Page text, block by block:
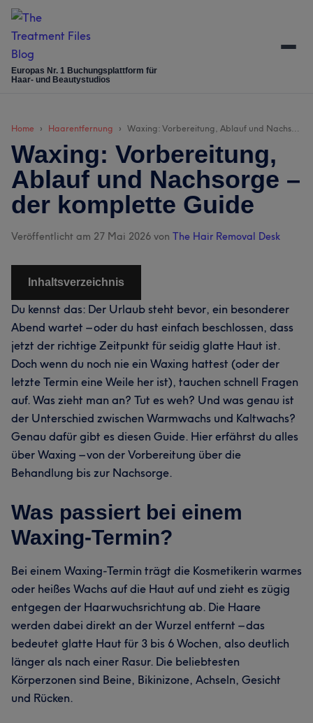
Skip
content
Skip
menu
Skip
sidebar
Skip
Europas Nr. 1 Buchungsplattform für
Haar- und Beautystudios
Home Haarentfernung Waxing: Vorbereitung, Ablauf und Nachsorge – der komplette Guide
Waxing: Vorbereitung,
Ablauf und Nachsorge –
der komplette Guide
Veröffentlicht am 27 Mai 2026 von The Hair Removal Desk
Inhaltsverzeichnis
Du kennst das: Der Urlaub steht bevor, ein besonderer
Abend wartet – oder du hast einfach beschlossen, dass
jetzt der richtige Zeitpunkt für seidig glatte Haut ist.
Doch wenn du noch nie ein Waxing hattest (oder der
letzte Termin eine Weile her ist), tauchen schnell Fragen
auf. Was zieht man an? Tut es weh? Und was genau ist
der Unterschied zwischen Warmwachs und Kaltwachs?
Genau dafür gibt es diesen Guide. Hier erfährst du alles
über Waxing – von der Vorbereitung über die
Behandlung bis zur Nachsorge.
Was passiert bei einem
Waxing-Termin?
Bei einem Waxing-Termin trägt die Kosmetikerin warmes
oder heißes Wachs auf die Haut auf und zieht es zügig
entgegen der Haarwuchsrichtung ab. Die Haare
werden dabei direkt an der Wurzel entfernt – das
bedeutet glatte Haut für 3 bis 6 Wochen, also deutlich
länger als nach einer Rasur. Die beliebtesten
Körperzonen sind Beine, Bikinizone, Achseln, Gesicht
und Rücken.